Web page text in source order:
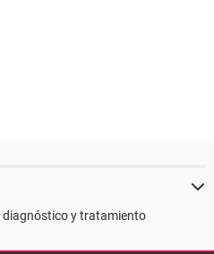
diagnóstico y tratamiento